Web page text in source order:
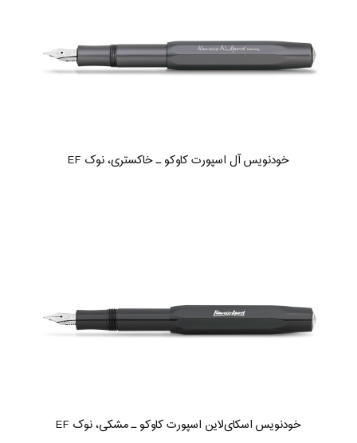
خودنویس آل اسپورت کاوکو ـ خاکستری، نوک EF
خودنویس اسکای‌لاین اسپورت کاوکو ـ مشکی، نوک EF